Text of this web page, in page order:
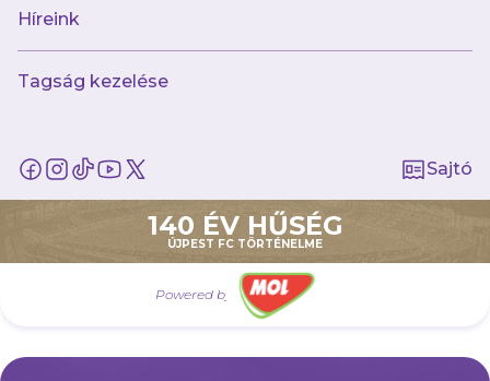
Híreink
Tagság kezelése
Sajtó
140 ÉV HŰSÉG
ÚJPEST FC TÖRTÉNELME
Powered by
Remek játékkal győzött a BKV elleni
szezonnyitón második csapatunk